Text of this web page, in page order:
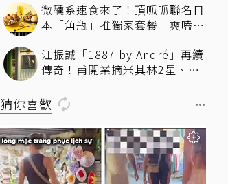
微醺系速食來了！頂呱呱聯名日
本「角瓶」推獨家套餐 爽嗑
江振誠「1887 by André」再續
傳奇！甫開業摘米其林2星、年
猜你喜歡